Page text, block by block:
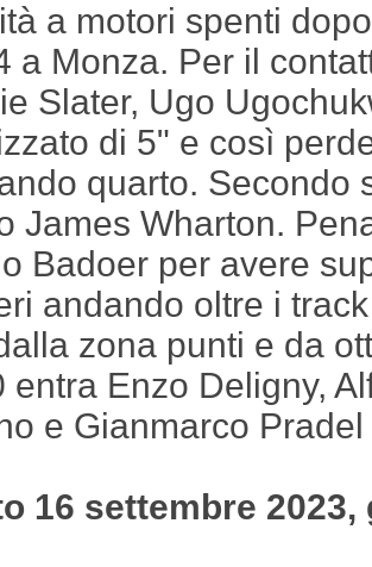
a motori spenti
a Monza. Per il
Slater, Ugo
di 5" e così
quarto. Secondo
James Wharton.
Badoer per avere
andando oltre i
zona punti e da
entra Enzo Deligny,
e Gianmarco
16 settembre 2023,